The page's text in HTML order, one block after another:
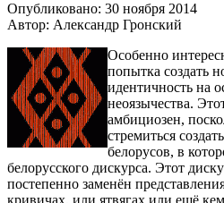
Опубликовано: 30 ноября 2014
Автор: Александр Гронский
Особенно
попытка создать
идентичность на
неоязычества.
амбициозен,
стремиться
белорусов, в
белорусского дискурса. Этот
постепенно заменён